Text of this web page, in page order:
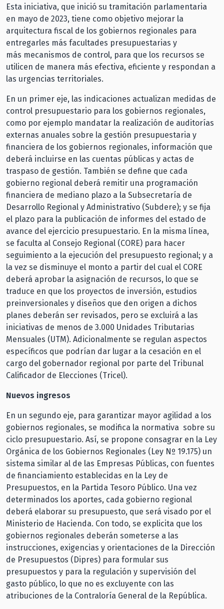
Esta iniciativa, que inició su tramitación parlamentaria
en mayo de 2023, tiene como objetivo mejorar la
arquitectura fiscal de los gobiernos regionales para
entregarles más facultades presupuestarias y
más mecanismos de control, para que los recursos se
utilicen de manera más efectiva, eficiente y respondan a
las urgencias territoriales.
En un primer eje, las indicaciones actualizan medidas de
control presupuestario para los gobiernos regionales,
como por ejemplo mandatar la realización de auditorías
externas anuales sobre la gestión presupuestaria y
financiera de los gobiernos regionales, información que
deberá incluirse en las cuentas públicas y actas de
traspaso de gestión. También se define que cada
gobierno regional deberá remitir una programación
financiera de mediano plazo a la Subsecretaría de
Desarrollo Regional y Administrativo (Subdere); y se fija
el plazo para la publicación de informes del estado de
avance del ejercicio presupuestario. En la misma línea,
se faculta al Consejo Regional (CORE) para hacer
seguimiento a la ejecución del presupuesto regional; y a
la vez se disminuye el monto a partir del cual el CORE
deberá aprobar la asignación de recursos, lo que se
traduce en que los proyectos de inversión, estudios
preinversionales y diseños que den origen a dichos
planes deberán ser revisados, pero se excluirá a las
iniciativas de menos de 3.000 Unidades Tributarias
Mensuales (UTM). Adicionalmente se regulan aspectos
específicos que podrían dar lugar a la cesación en el
cargo del gobernador regional por parte del Tribunal
Calificador de Elecciones (Tricel).
Nuevos ingresos
En un segundo eje, para garantizar mayor agilidad a los
gobiernos regionales, se modifica la normativa sobre su
ciclo presupuestario. Así, se propone consagrar en la Ley
Orgánica de los Gobiernos Regionales (Ley Nº 19.175) un
sistema similar al de las Empresas Públicas, con fuentes
de financiamiento establecidas en la Ley de
Presupuestos, en la Partida Tesoro Público. Una vez
determinados los aportes, cada gobierno regional
deberá elaborar su presupuesto, que será visado por el
Ministerio de Hacienda. Con todo, se explicita que los
gobiernos regionales deberán someterse a las
instrucciones, exigencias y orientaciones de la Dirección
de Presupuestos (Dipres) para formular sus
presupuestos y para la regulación y supervisión del
gasto público, lo que no es excluyente con las
atribuciones de la Contraloría General de la República.